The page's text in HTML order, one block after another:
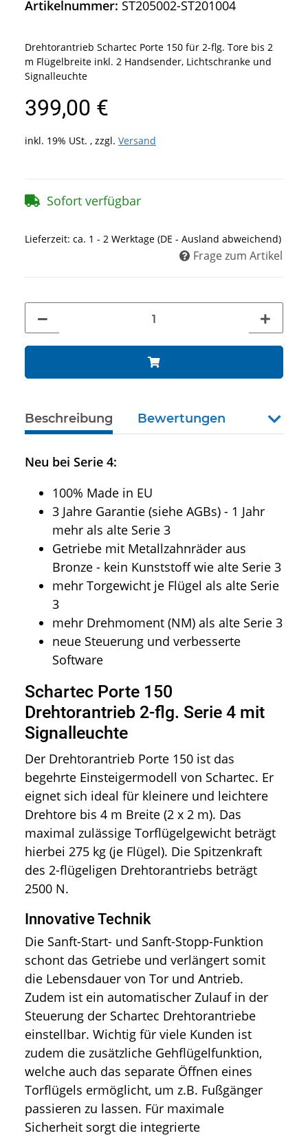
Artikelnummer: ST205002-ST201004
Drehtorantrieb Schartec Porte 150 für 2-flg. Tore bis 2
m Flügelbreite inkl. 2 Handsender, Lichtschranke und
Signalleuchte
399,00 €
inkl. 19% USt. , zzgl. Versand
Sofort verfügbar
Lieferzeit: ca. 1 - 2 Werktage (DE - Ausland abweichend)
Frage zum Artikel
Beschreibung Bewertungen
Neu bei Serie 4:
100% Made in EU
3 Jahre Garantie (siehe AGBs) - 1 Jahr
mehr als alte Serie 3
Getriebe mit Metallzahnräder aus
Bronze - kein Kunststoff wie alte Serie 3
mehr Torgewicht je Flügel als alte Serie
3
mehr Drehmoment (NM) als alte Serie 3
neue Steuerung und verbesserte
Software
Schartec Porte 150
Drehtorantrieb 2-flg. Serie 4 mit
Signalleuchte
Der Drehtorantrieb Porte 150 ist das
begehrte Einsteigermodell von Schartec. Er
eignet sich ideal für kleinere und leichtere
Drehtore bis 4 m Breite (2 x 2 m). Das
maximal zulässige Torflügelgewicht beträgt
hierbei 275 kg (je Flügel). Die Spitzenkraft
des 2-flügeligen Drehtorantriebs beträgt
2500 N.
Innovative Technik
Die Sanft-Start- und Sanft-Stopp-Funktion
schont das Getriebe und verlängert somit
die Lebensdauer von Tor und Antrieb.
Zudem ist ein automatischer Zulauf in der
Steuerung der Schartec Drehtorantriebe
einstellbar. Wichtig für viele Kunden ist
zudem die zusätzliche Gehflügelfunktion,
welche auch das separate Öffnen eines
Torflügels ermöglicht, um z.B. Fußgänger
passieren zu lassen. Für maximale
Sicherheit sorgt die integrierte